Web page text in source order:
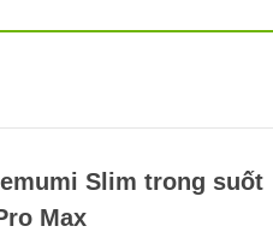
Slim trong suốt
Max